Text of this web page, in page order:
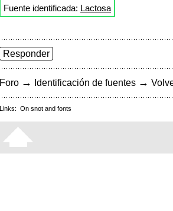
Fuente identificada: Lactosa
Responder
Foro → Identificación de fuentes →
Links: On snot and fonts